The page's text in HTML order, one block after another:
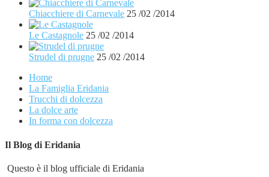
Chiacchiere di Carnevale 25 /02 /2014
Le Castagnole 25 /02 /2014
Strudel di prugne 25 /02 /2014
Home
La Famiglia Eridania
Trucchi di dolcezza
La dolce arte
In forma con dolcezza
Il Blog di Eridania
Questo è il blog ufficiale di Eridania